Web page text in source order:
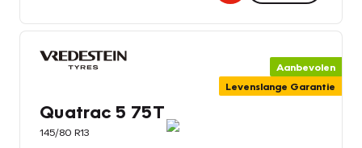
Aanbevolen
Levenslange Garantie
Quatrac 5 75T
145/80 R13